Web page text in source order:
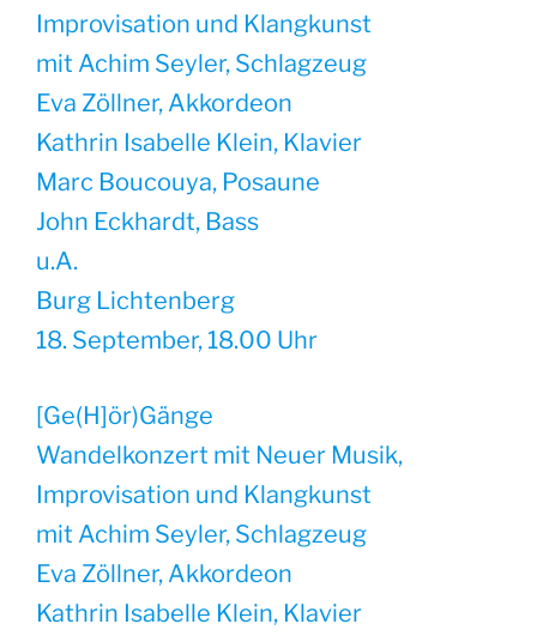
Improvisation und Klangkunst
mit Achim Seyler, Schlagzeug
Eva Zöllner, Akkordeon
Kathrin Isabelle Klein, Klavier
Marc Boucouya, Posaune
John Eckhardt, Bass
u.A.
Burg Lichtenberg
18. September, 18.00 Uhr
[Ge(H]ör)Gänge
Wandelkonzert mit Neuer Musik,
Improvisation und Klangkunst
mit Achim Seyler, Schlagzeug
Eva Zöllner, Akkordeon
Kathrin Isabelle Klein, Klavier